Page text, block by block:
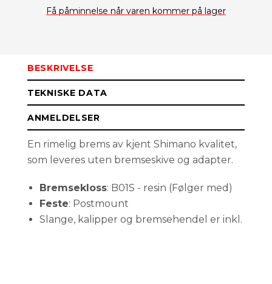
Få påminnelse når varen kommer på lager
BESKRIVELSE
TEKNISKE DATA
ANMELDELSER
En rimelig brems av kjent Shimano kvalitet,
som leveres uten bremseskive og adapter.
Bremsekloss: B01S - resin (Følger med)
Feste: Postmount
Slange, kalipper og bremsehendel er inkl.